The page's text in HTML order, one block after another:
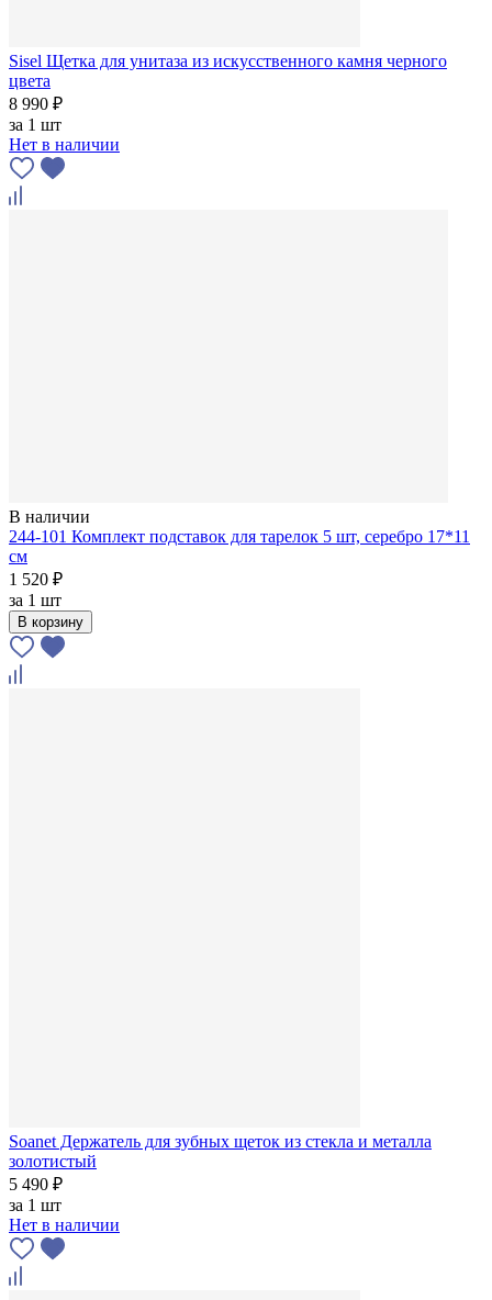
Sisel Щетка для унитаза из искусственного камня черного
цвета
8 990 ₽
за 1 шт
Нет в наличии
В наличии
244-101 Комплект подставок для тарелок 5 шт, серебро 17*11
см
1 520 ₽
за 1 шт
В корзину
Soanet Держатель для зубных щеток из стекла и металла
золотистый
5 490 ₽
за 1 шт
Нет в наличии